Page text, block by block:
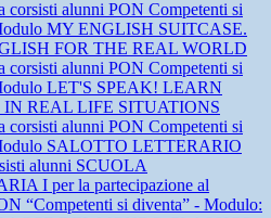
corsisti alunni PON Competenti si
MY ENGLISH SUITCASE.
FOR THE REAL WORLD
corsisti alunni PON Competenti si
LET'S SPEAK! LEARN
REAL LIFE SITUATIONS
corsisti alunni PON Competenti si
SALOTTO LETTERARIO
alunni SCUOLA
I per la partecipazione al
“Competenti si diventa” - Modulo: